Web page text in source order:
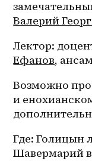
Валерий
Лектор:
Ефанов,
Возможно
и
Где: Голицын
Шавермарий в